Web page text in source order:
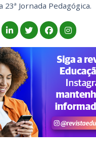
Jornada Pedagógica.